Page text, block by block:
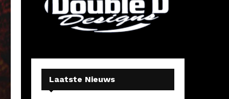
Laatste Nieuws